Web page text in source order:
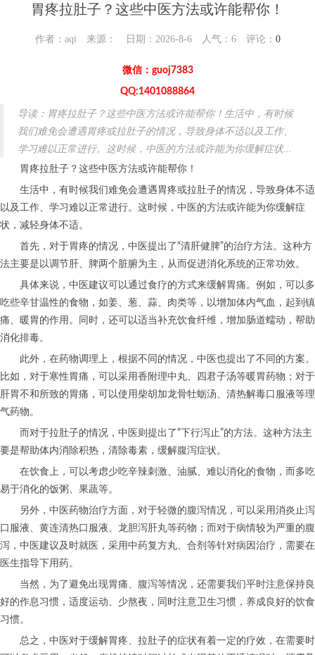
胃疼拉肚子？这些中医方法或许能帮你！
作者：aqi 来源： 日期：2026-8-6 人气： 6评论： 0
微信：guoj7383
QQ:1401088864
导读：胃疼拉肚子？这些中医方法或许能帮你！生活中，有时候
我们难免会遭遇胃疼或拉肚子的情况，导致身体不适以及工作、
学习难以正常进行。这时候，中医的方法或许能为你缓解症状...
胃疼拉肚子？这些中医方法或许能帮你！
生活中，有时候我们难免会遭遇胃疼或拉肚子的情况，导致身体不适
以及工作、学习难以正常进行。这时候，中医的方法或许能为你缓解症
状，减轻身体不适。
首先，对于胃疼的情况，中医提出了“清肝健脾”的治疗方法。这种方
法主要是以调节肝、脾两个脏腑为主，从而促进消化系统的正常功效。
具体来说，中医建议可以通过食疗的方式来缓解胃痛。例如，可以多
吃些辛甘温性的食物，如姜、葱、蒜、肉类等，以增加体内气血，起到镇
痛、暖胃的作用。同时，还可以适当补充饮食纤维，增加肠道蠕动，帮助
消化排毒。
此外，在药物调理上，根据不同的情况，中医也提出了不同的方案。
比如，对于寒性胃痛，可以采用香附理中丸、四君子汤等暖胃药物；对于
肝胃不和所致的胃痛，可以使用柴胡加龙骨牡蛎汤、清热解毒口服液等理
气药物。
而对于拉肚子的情况，中医则提出了“下行泻止”的方法。这种方法主
要是帮助体内消除积热，清除毒素，缓解腹泻症状。
在饮食上，可以考虑少吃辛辣刺激、油腻、难以消化的食物，而多吃
易于消化的饭粥、果蔬等。
另外，中医药物治疗方面，对于轻微的腹泻情况，可以采用消炎止泻
口服液、黄连清热口服液、龙胆泻肝丸等药物；而对于病情较为严重的腹
泻，中医建议及时就医，采用中药复方丸、合剂等针对病因治疗，需要在
医生指导下用药。
当然，为了避免出现胃痛、腹泻等情况，还需要我们平时注意保持良
好的作息习惯，适度运动、少熬夜，同时注意卫生习惯，养成良好的饮食
习惯。
总之，中医对于缓解胃疼、拉肚子的症状有着一定的疗效，在需要时